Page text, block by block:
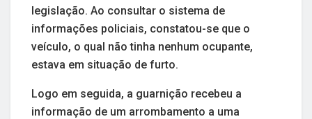
legislação. Ao consultar o sistema de
informações policiais, constatou-se que o
veículo, o qual não tinha nenhum ocupante,
estava em situação de furto.
Logo em seguida, a guarnição recebeu a
informação de um arrombamento a uma